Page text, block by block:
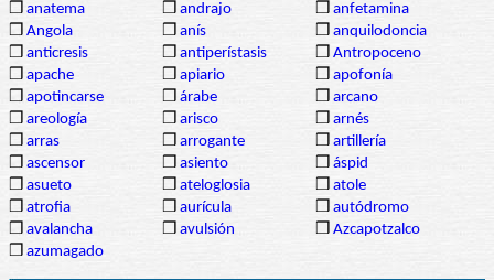
❒ anatema ❒ andrajo ❒ anfetamina
❒ Angola ❒ anís ❒ anquilodoncia
❒ anticresis ❒ antiperístasis ❒ Antropoceno
❒ apache ❒ apiario ❒ apofonía
❒ apotincarse ❒ árabe ❒ arcano
❒ areología ❒ arisco ❒ arnés
❒ arras ❒ arrogante ❒ artillería
❒ ascensor ❒ asiento ❒ áspid
❒ asueto ❒ ateloglosia ❒ atole
❒ atrofia ❒ aurícula ❒ autódromo
❒ avalancha ❒ avulsión ❒ Azcapotzalco
❒ azumagado